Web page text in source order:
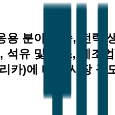
용 분야(운송, 전력
석유 및 가스, 제조
카)에 따른 시장